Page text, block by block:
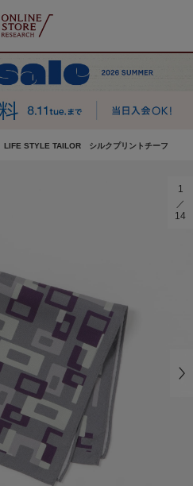
LIFE STYLE TAILOR シルクプリントチーフ
1
14